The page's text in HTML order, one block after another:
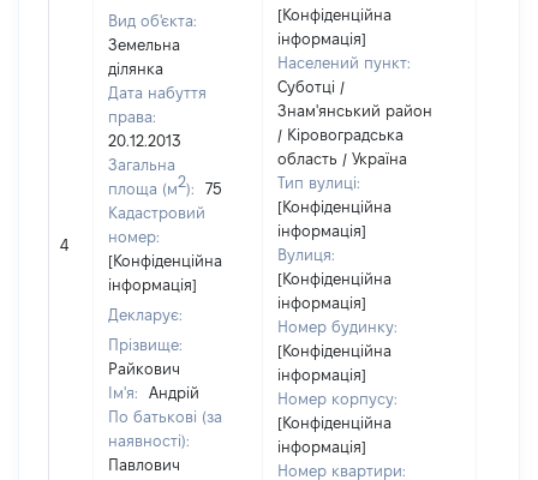
4
Вид об'єкта:
Земельна
ділянка
Дата набуття
права:
20.12.2013
Загальна
площа (м2):
75
Кадастровий
номер:
[Конфіденційна
інформація]
Декларує:
Прізвище:
Райкович
Ім'я:
Андрій
По батькові (за
наявності):
Павлович
[Конфіденційна
інформація]
Населений пункт:
Суботці /
Знам'янський район
/ Кіровоградська
область / Україна
Тип вулиці:
[Конфіденційна
інформація]
Вулиця:
[Конфіденційна
інформація]
Номер будинку:
[Конфіденційна
інформація]
Номер корпусу:
[Конфіденційна
інформація]
Номер квартири: